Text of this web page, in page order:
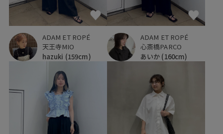
ADAM ET ROPÉ
天王寺MIO
hazuki (159cm)
ADAM ET ROPÉ
心斎橋PARCO
あいか (160cm)